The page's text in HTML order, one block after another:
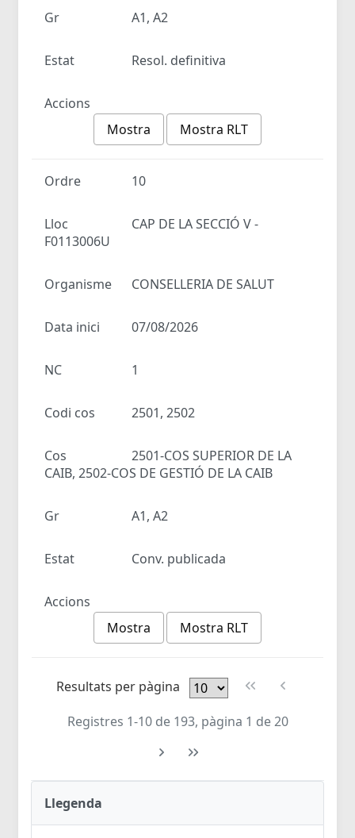
Gr A1, A2
Estat Resol. definitiva
Accions
Mostra
Mostra RLT
Ordre 10
Lloc
CAP DE LA SECCIÓ V -
F0113006U
Organisme CONSELLERIA DE SALUT
Data inici 07/08/2026
NC 1
Codi cos 2501, 2502
Cos
2501-COS SUPERIOR DE LA
CAIB, 2502-COS DE GESTIÓ DE LA CAIB
Gr A1, A2
Estat Conv. publicada
Accions
Mostra
Mostra RLT
Resultats per pàgina
Registres 1-10 de 193, pàgina 1 de 20
Llegenda